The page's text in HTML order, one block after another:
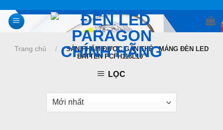
content
Trang chủ /
SẢN PHẨM ĐƯỢC GẮN THẺ “MÁNG ĐÈN LED
BATTEN PCFH118L10”
LỌC